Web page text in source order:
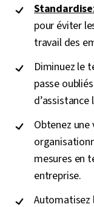
pour éviter
travail des
Diminuez le
passe
d’assistance
Obtenez une
mesures en
entreprise.
Automatisez